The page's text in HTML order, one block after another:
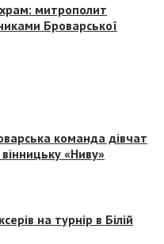
митрополит
Броварської
команда дівчат
«Ниву»
на турнір в Білій